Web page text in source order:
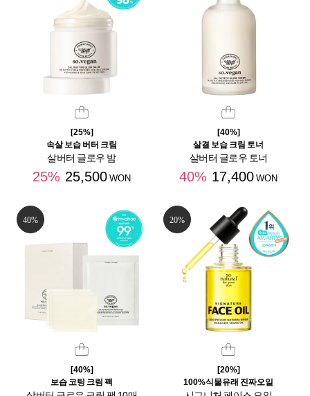
[25%]
속살 보습 버터 크림
살버터 글로우 밤
25% 25,500 WON
[40%]
살결 보습 크림 토너
살버터 글로우 토너
40% 17,400 WON
40%
[40%]
보습 코팅 크림 팩
20%
[20%]
100%식물유래 진짜오일